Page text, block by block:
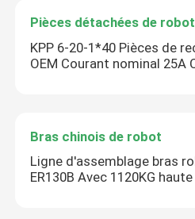
Pièces détachées de
KPP 6-20-1*40 Pièces de
OEM Courant nominal 25A
Bras chinois de robot
Ligne d'assemblage bras
ER130B Avec 1120KG